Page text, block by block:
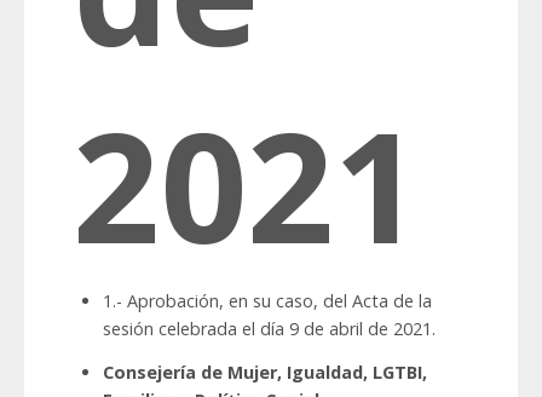
2021
1.- Aprobación, en su caso, del Acta de la
sesión celebrada el día 9 de abril de 2021.
Consejería de Mujer, Igualdad, LGTBI,